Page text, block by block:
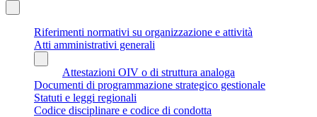
Riferimenti normativi su organizzazione e attività
Atti amministrativi generali
Attestazioni OIV o di struttura analoga
Documenti di programmazione strategico gestionale
Statuti e leggi regionali
Codice disciplinare e codice di condotta